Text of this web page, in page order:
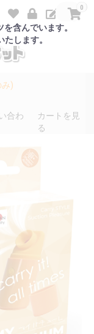
含んでいます。
します。
0
)
合わ
カートを見
る